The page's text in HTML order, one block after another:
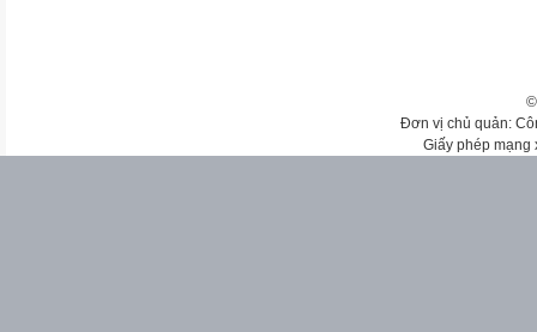
Đơn vị chủ quản:
Giấy phép mạng